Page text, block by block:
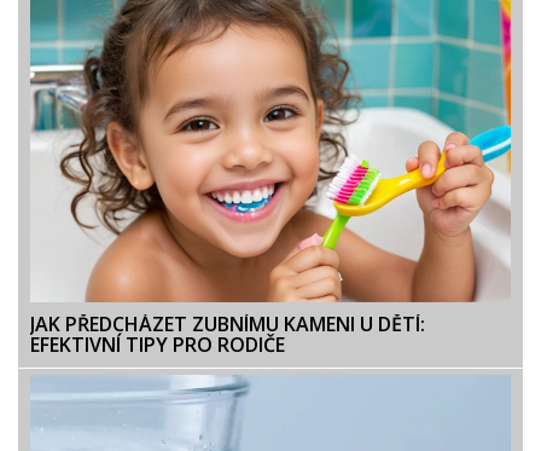
JAK PŘEDCHÁZET ZUBNÍMU KAMENI U DĚTÍ:
EFEKTIVNÍ TIPY PRO RODIČE